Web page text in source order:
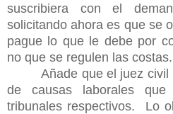
suscribiera con el
solicitando ahora es que se
pague lo que le debe por
no que se regulen las costas.
Añade que el juez civil
de causas laborales
tribunales respectivos. Lo